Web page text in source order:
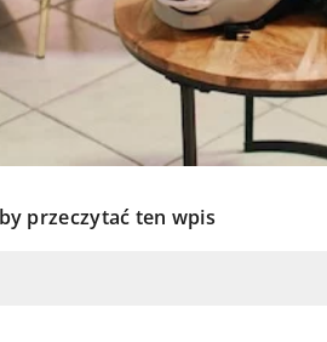
przeczytać ten wpis
które uzupełnią Twój wygląd,
podkreślając jego wyjątkowość.